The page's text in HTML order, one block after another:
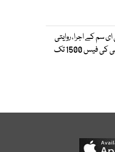
سم کے اجرا، روایتی
سیم کی تبدیلی کی فیس 1500 تک